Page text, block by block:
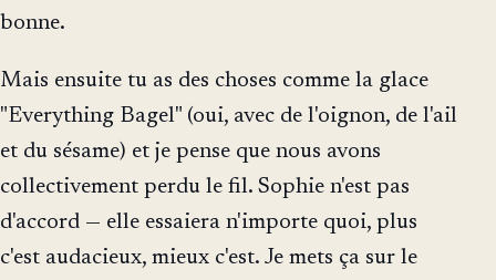
bonne.
Mais ensuite tu as des choses comme la glace
"Everything Bagel" (oui, avec de l'oignon, de l'ail
et du sésame) et je pense que nous avons
collectivement perdu le fil. Sophie n'est pas
d'accord — elle essaiera n'importe quoi, plus
c'est audacieux, mieux c'est. Je mets ça sur le